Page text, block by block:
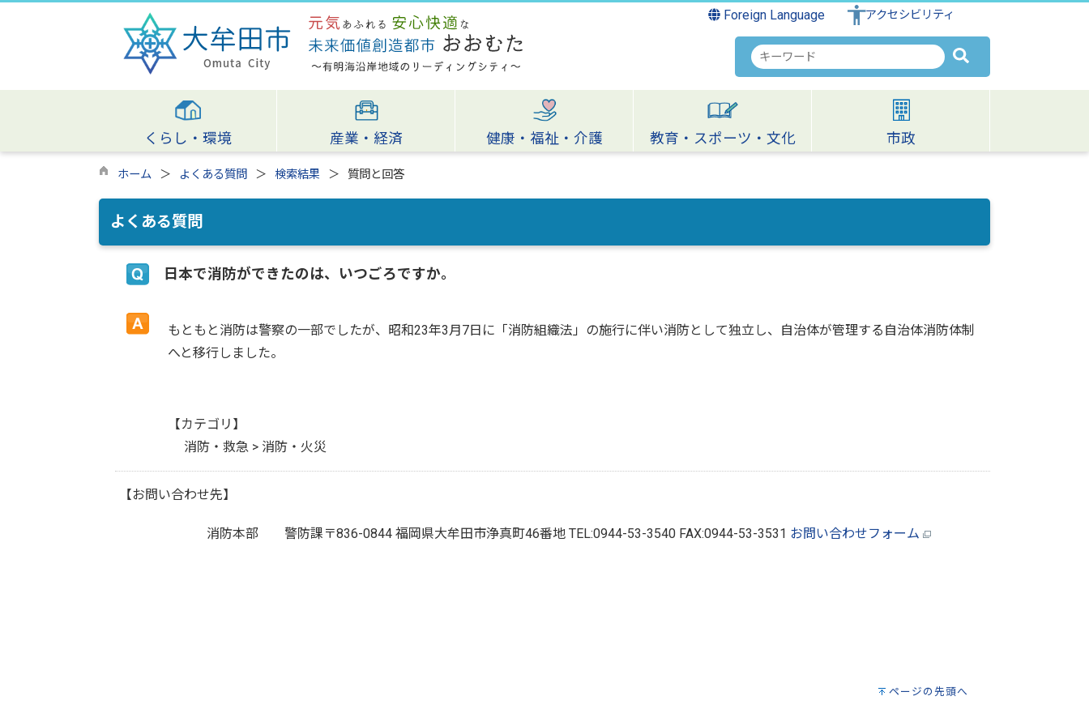
Foreign Language アクセシビリティ
検
索
キ
ワ
ー
くらし・環境 産業・経済 健康・福祉・介護 教育・スポーツ・文化 市政
ホーム よくある質問 検索結果 質問と回答
よくある質問
日本で消防ができたのは、いつごろですか。
もともと消防は警察の一部でしたが、昭和23年3月7日に「消防組織法」の施行に伴い消防として独立し、自治体が管理する自治体消防体制
へと移行しました。
【カテゴリ】
消防・救急 > 消防・火災
【お問い合わせ先】
消防本部 警防課 〒836-0844 福岡県大牟田市浄真町46番地 TEL:0944-53-3540 FAX:0944-53-3531 お問い合わせフォーム
ページの先頭へ